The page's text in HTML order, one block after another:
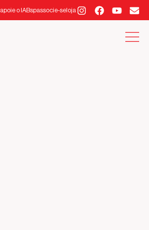
apoie o IABspassocie-seloja